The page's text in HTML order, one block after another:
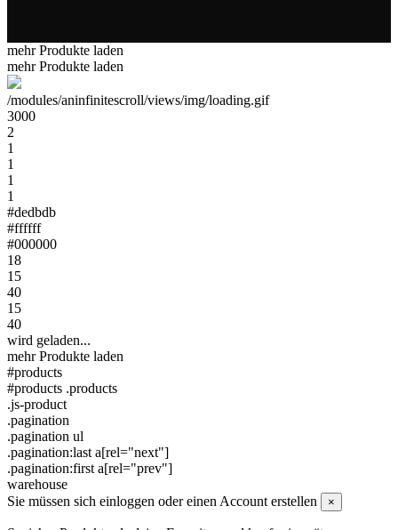
mehr Produkte laden
mehr Produkte laden
/modules/aninfinitescroll/views/img/loading.gif
3000
2
1
1
1
1
#dedbdb
#ffffff
#000000
18
15
40
15
40
wird geladen...
mehr Produkte laden
#products
#products .products
.js-product
.pagination
.pagination ul
.pagination:last a[rel="next"]
.pagination:first a[rel="prev"]
warehouse
Sie müssen sich einloggen oder einen Account erstellen
×